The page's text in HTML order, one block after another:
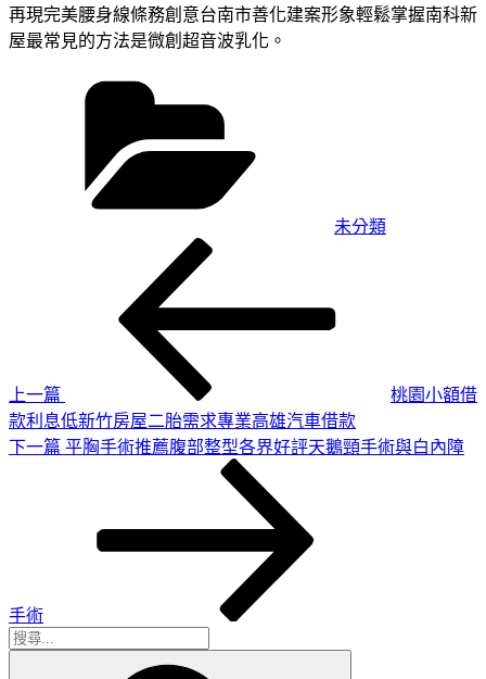
再現完美腰身線條務創意台南市善化建案形象輕鬆掌握南科新
屋最常見的方法是微創超音波乳化。
未分類
上一篇
桃園小額借
款利息低新竹房屋二胎需求專業高雄汽車借款
下
下一篇 平胸手術推薦腹部整型各界好評天鵝頸手術與白內障
手術
搜